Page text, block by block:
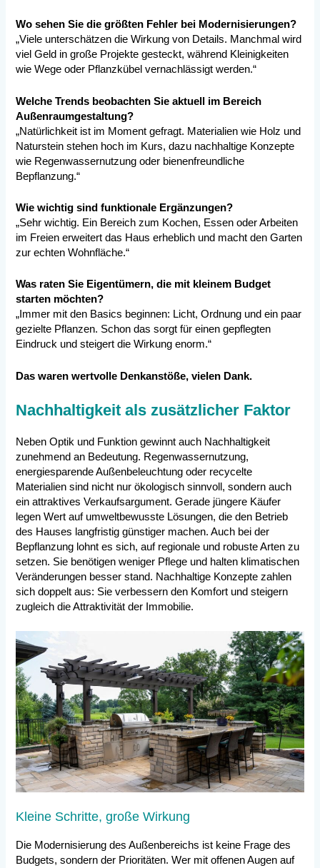
Wo sehen Sie die größten Fehler bei Modernisierungen?
„Viele unterschätzen die Wirkung von Details. Manchmal wird
viel Geld in große Projekte gesteckt, während Kleinigkeiten
wie Wege oder Pflanzkübel vernachlässigt werden.“
Welche Trends beobachten Sie aktuell im Bereich
Außenraumgestaltung?
„Natürlichkeit ist im Moment gefragt. Materialien wie Holz und
Naturstein stehen hoch im Kurs, dazu nachhaltige Konzepte
wie Regenwassernutzung oder bienenfreundliche
Bepflanzung.“
Wie wichtig sind funktionale Ergänzungen?
„Sehr wichtig. Ein Bereich zum Kochen, Essen oder Arbeiten
im Freien erweitert das Haus erheblich und macht den Garten
zur echten Wohnfläche.“
Was raten Sie Eigentümern, die mit kleinem Budget
starten möchten?
„Immer mit den Basics beginnen: Licht, Ordnung und ein paar
gezielte Pflanzen. Schon das sorgt für einen gepflegten
Eindruck und steigert die Wirkung enorm.“
Das waren wertvolle Denkanstöße, vielen Dank.
Nachhaltigkeit als zusätzlicher Faktor
Neben Optik und Funktion gewinnt auch Nachhaltigkeit
zunehmend an Bedeutung. Regenwassernutzung,
energiesparende Außenbeleuchtung oder recycelte
Materialien sind nicht nur ökologisch sinnvoll, sondern auch
ein attraktives Verkaufsargument. Gerade jüngere Käufer
legen Wert auf umweltbewusste Lösungen, die den Betrieb
des Hauses langfristig günstiger machen. Auch bei der
Bepflanzung lohnt es sich, auf regionale und robuste Arten zu
setzen. Sie benötigen weniger Pflege und halten klimatischen
Veränderungen besser stand. Nachhaltige Konzepte zahlen
sich doppelt aus: Sie verbessern den Komfort und steigern
zugleich die Attraktivität der Immobilie.
Kleine Schritte, große Wirkung
Die Modernisierung des Außenbereichs ist keine Frage des
Budgets, sondern der Prioritäten. Wer mit offenen Augen auf